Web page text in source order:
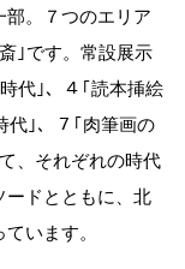
部。７つのエリア
｣です。常設展示
代｣、４｢読本挿絵
代｣、７｢肉筆画の
、それぞれの時代
ードとともに、北
います。